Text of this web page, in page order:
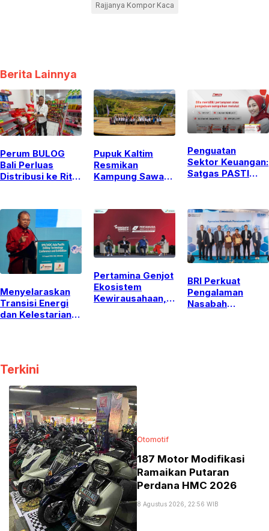
Rajjanya Kompor Kaca
Berita Lainnya
Perum BULOG
Bali Perluas
Distribusi ke Ritel
Pasokan dan
Harga Beras
Pupuk Kaltim
Resmikan
Kampung Sawah
Agrowisata dan
Pangan di Gowa
Penguatan
Sektor Keuangan:
Satgas PASTI
dan Kejahatan
Finansial Lintas
Yurisdiksi
Menyelaraskan
Transisi Energi
dan Kelestarian
Pertamina Genjot
Ekosistem
Kewirausahaan,
BRI Perkuat
Pengalaman
Nasabah
Terkini
Otomotif
187 Motor Modifikasi
Ramaikan Putaran
Perdana HMC 2026
8 Agustus 2026, 22:56 WIB